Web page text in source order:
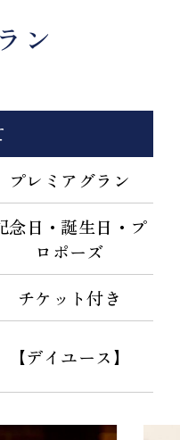
ン
プレミアグラン
念日・誕生日・プ
ロポーズ
チケット付き
【デイユース】